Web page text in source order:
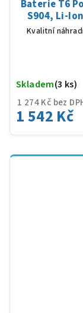
Baterie T6
S904, Li-
Kvalitní
1 274 Kč bez
1 542 Kč
Skladem(3 ks)